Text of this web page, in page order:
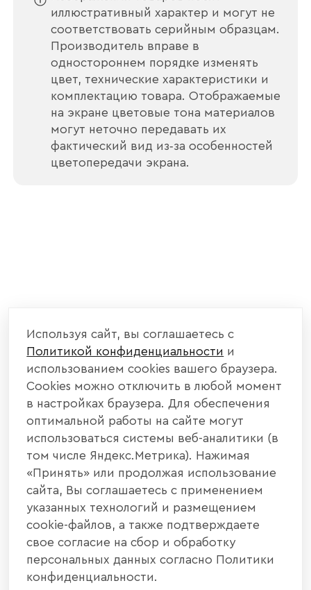
иллюстративный характер и могут не
соответствовать серийным образцам.
Производитель вправе в
одностороннем порядке изменять
цвет, технические характеристики и
комплектацию товара. Отображаемые
на экране цветовые тона материалов
могут неточно передавать их
фактический вид из‑за особенностей
цветопередачи экрана.
Отправить
Согласен с
политикой конфиденциальности
и обработкой данных.
Используя сайт, вы соглашаетесь с
Политикой конфиденциальности и
использованием cookies вашего браузера.
Cookies можно отключить в любой момент
в настройках браузера. Для обеспечения
оптимальной работы на сайте могут
использоваться системы веб-аналитики (в
том числе Яндекс.Метрика). Нажимая
«Принять» или продолжая использование
сайта, Вы соглашаетесь с применением
указанных технологий и размещением
cookie-файлов, а также подтверждаете
свое согласие на сбор и обработку
персональных данных согласно Политики
конфиденциальности.